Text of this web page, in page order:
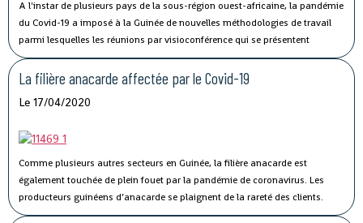
A l'instar de plusieurs pays de la sous-région ouest-africaine, la pandémie
du Covid-19 a imposé à la Guinée de nouvelles méthodologies de travail
parmi lesquelles les réunions par visioconférence qui se présentent
comme un véritable défi technologique pour les autorités guinéennes.
La filière anacarde affectée par le Covid-19
Le 17/04/2020
Comme plusieurs autres secteurs en Guinée, la filière anacarde est
également touchée de plein fouet par la pandémie de coronavirus. Les
producteurs guinéens d’anacarde se plaignent de la rareté des clients.
Lancée le 02 avril dernier, par le ministère du Commerce, la campagne de